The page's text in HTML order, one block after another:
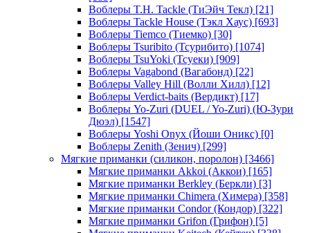
Воблеры T.H. Tackle (ТиЭйч Текл) [21]
Воблеры Tackle House (Тэкл Хаус) [693]
Воблеры Tiemco (Тиемко) [30]
Воблеры Tsuribito (Тсурибито) [1074]
Воблеры TsuYoki (Тсуеки) [909]
Воблеры Vagabond (Вагабонд) [22]
Воблеры Valley Hill (Волли Хилл) [12]
Воблеры Verdict-baits (Вердикт) [17]
Воблеры Yo-Zuri (DUEL / Yo-Zuri) (Ю-Зури
Дюэл) [1547]
Воблеры Yoshi Onyx (Йоши Оникс) [0]
Воблеры Zenith (Зенич) [299]
Мягкие приманки (силикон, поролон) [3466]
Мягкие приманки Akkoi (Аккои) [165]
Мягкие приманки Berkley (Беркли) [3]
Мягкие приманки Chimera (Химера) [358]
Мягкие приманки Condor (Кондор) [322]
Мягкие приманки Grifon (Грифон) [5]